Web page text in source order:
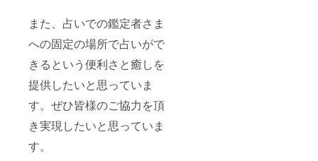
また、占いでの鑑定者さま
への固定の場所で占いがで
きるという便利さと癒しを
提供したいと思っていま
す。ぜひ皆様のご協力を頂
き実現したいと思っていま
す。